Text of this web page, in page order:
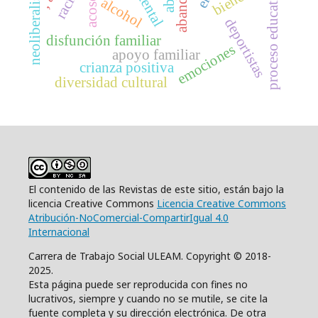
disfunción familiar proceso educativo
alcohol
deportistas
apoyo familiaremociones
crianza positiva
diversidad cultural
neoliberalismo
El contenido de las Revistas de este sitio, están bajo la
licencia Creative Commons Licencia Creative Commons
Atribución-NoComercial-CompartirIgual 4.0
Internacional
Carrera de Trabajo Social ULEAM. Copyright © 2018-
2025.
Esta página puede ser reproducida con fines no
lucrativos, siempre y cuando no se mutile, se cite la
fuente completa y su dirección electrónica. De otra